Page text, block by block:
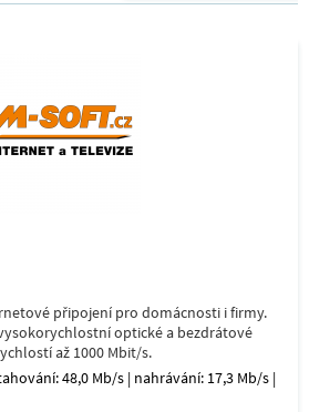
připojení pro domácnosti i firmy.
optické a bezdrátové
až 1000 Mbit/s.
48,0 Mb/s | nahrávání: 17,3 Mb/s |